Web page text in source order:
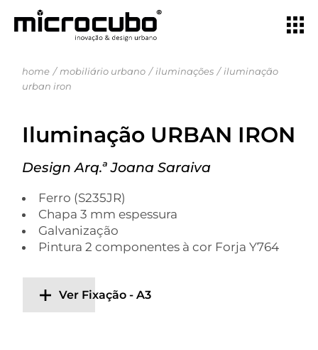
home mobiliário urbano iluminações
iluminação
urban iron
Iluminação URBAN IRON
Design Arq.ª Joana Saraiva
Ferro (S235JR)
Chapa 3 mm espessura
Galvanização
Pintura 2 componentes à cor Forja Y764
Ver Fixação - A3